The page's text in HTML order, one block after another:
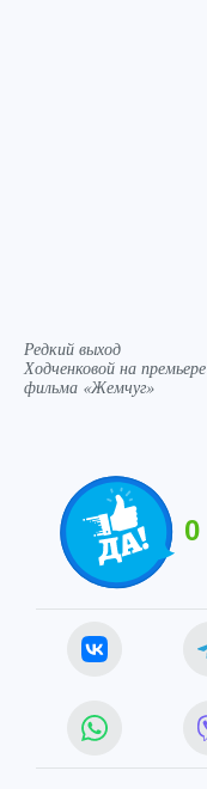
Редкий выход
Ходченковой на премьере
фильма «Жемчуг»
0